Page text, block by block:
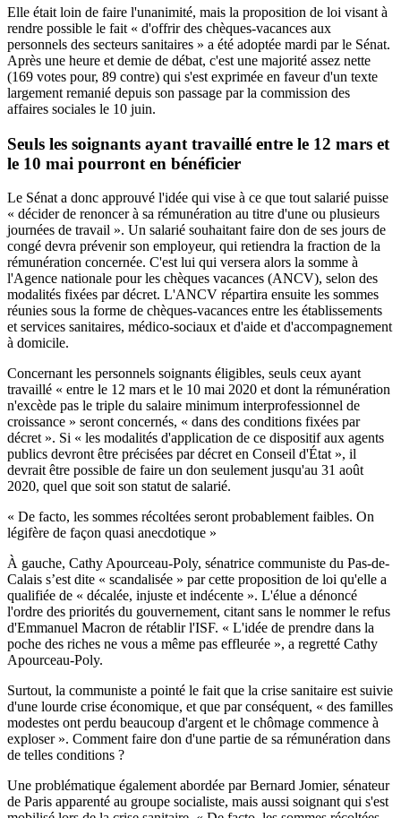
Elle était loin de faire l'unanimité, mais la proposition de loi visant à
rendre possible le fait « d'offrir des chèques-vacances aux
personnels des secteurs sanitaires » a été adoptée mardi par le Sénat.
Après une heure et demie de débat, c'est une majorité assez nette
(169 votes pour, 89 contre) qui s'est exprimée en faveur d'un texte
largement remanié depuis son passage par la commission des
affaires sociales le 10 juin.
Seuls les soignants ayant travaillé entre le 12 mars et
le 10 mai pourront en bénéficier
Le Sénat a donc approuvé l'idée qui vise à ce que tout salarié puisse
« décider de renoncer à sa rémunération au titre d'une ou plusieurs
journées de travail ». Un salarié souhaitant faire don de ses jours de
congé devra prévenir son employeur, qui retiendra la fraction de la
rémunération concernée. C'est lui qui versera alors la somme à
l'Agence nationale pour les chèques vacances (ANCV), selon des
modalités fixées par décret. L'ANCV répartira ensuite les sommes
réunies sous la forme de chèques-vacances entre les établissements
et services sanitaires, médico-sociaux et d'aide et d'accompagnement
à domicile.
Concernant les personnels soignants éligibles, seuls ceux ayant
travaillé « entre le 12 mars et le 10 mai 2020 et dont la rémunération
n'excède pas le triple du salaire minimum interprofessionnel de
croissance » seront concernés, « dans des conditions fixées par
décret ». Si « les modalités d'application de ce dispositif aux agents
publics devront être précisées par décret en Conseil d'État », il
devrait être possible de faire un don seulement jusqu'au 31 août
2020, quel que soit son statut de salarié.
« De facto, les sommes récoltées seront probablement faibles. On
légifère de façon quasi anecdotique »
À gauche, Cathy Apourceau-Poly, sénatrice communiste du Pas-de-
Calais s’est dite « scandalisée » par cette proposition de loi qu'elle a
qualifiée de « décalée, injuste et indécente ». L'élue a dénoncé
l'ordre des priorités du gouvernement, citant sans le nommer le refus
d'Emmanuel Macron de rétablir l'ISF. « L'idée de prendre dans la
poche des riches ne vous a même pas effleurée », a regretté Cathy
Apourceau-Poly.
Surtout, la communiste a pointé le fait que la crise sanitaire est suivie
d'une lourde crise économique, et que par conséquent, « des familles
modestes ont perdu beaucoup d'argent et le chômage commence à
exploser ». Comment faire don d'une partie de sa rémunération dans
de telles conditions ?
Une problématique également abordée par Bernard Jomier, sénateur
de Paris apparenté au groupe socialiste, mais aussi soignant qui s'est